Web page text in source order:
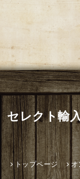
セレクト輸
トップページ オ